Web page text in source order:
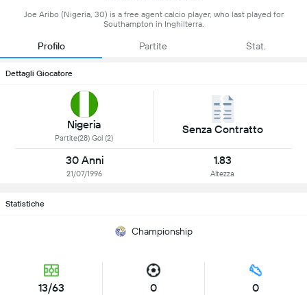
Joe Aribo (Nigeria, 30) is a free agent calcio player, who last played for
Southampton in Inghilterra.
Profilo Partite Stat.
Dettagli Giocatore
Nigeria
Partite(28) Gol (2)
Senza Contratto
30 Anni
21/07/1996
1.83
Altezza
Statistiche
Championship
13/63 0 0